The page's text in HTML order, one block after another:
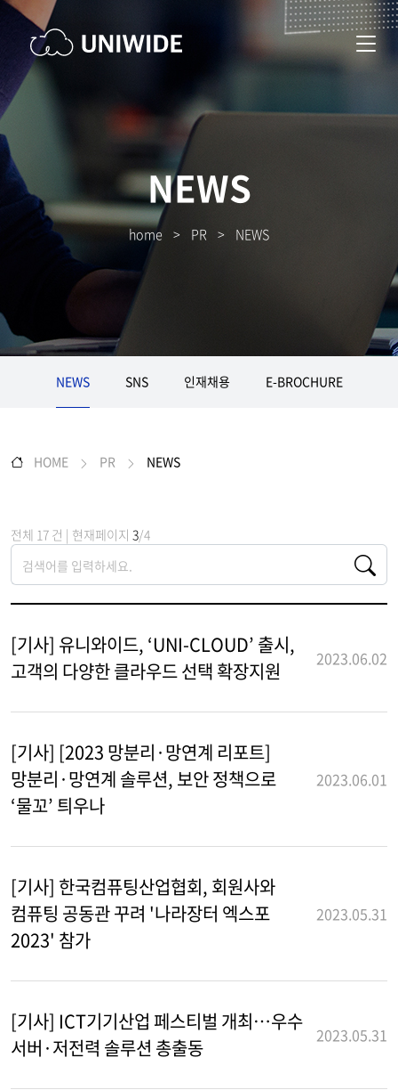
NEWS
home > PR > NEWS
NEWS SNS 인재채용 E-BROCHURE
HOME PR NEWS
전체 17 건 | 현재페이지 3/4
[기사] 유니와이드, ‘UNI-CLOUD’ 출시,
고객의 다양한 클라우드 선택 확장지원
2023.06.02
[기사] [2023 망분리·망연계 리포트]
망분리·망연계 솔루션, 보안 정책으로
‘물꼬’ 틔우나
2023.06.01
[기사] 한국컴퓨팅산업협회, 회원사와
컴퓨팅 공동관 꾸려 '나라장터 엑스포
2023' 참가
2023.05.31
[기사] ICT기기산업 페스티벌 개최…우수
서버·저전력 솔루션 총출동
2023.05.31